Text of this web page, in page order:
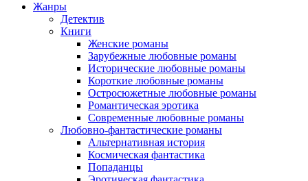
Жанры
Детектив
Книги
Женские романы
Зарубежные любовные романы
Исторические любовные романы
Короткие любовные романы
Остросюжетные любовные романы
Романтическая эротика
Современные любовные романы
Любовно-фантастические романы
Альтернативная история
Космическая фантастика
Попаданцы